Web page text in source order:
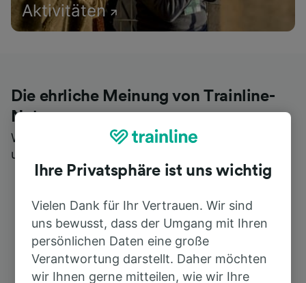
Aktivitäten
Die ehrliche Meinung von Trainline-
Nutzern
Wer könnte Ihnen besseres Feedback geben als
unsere Kunden selbst?
Ihre Privatsphäre ist uns wichtig
Vielen Dank für Ihr Vertrauen. Wir sind
uns bewusst, dass der Umgang mit Ihren
persönlichen Daten eine große
Verantwortung darstellt. Daher möchten
wir Ihnen gerne mitteilen, wie wir Ihre